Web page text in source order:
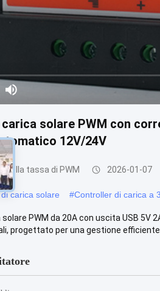
solare PWM con
12V/24V
della tassa di PWM 2026-01-07
carica solare #Controller di carica a
PWM da 20A con uscita USB 5V
progettato per una gestione efficiente